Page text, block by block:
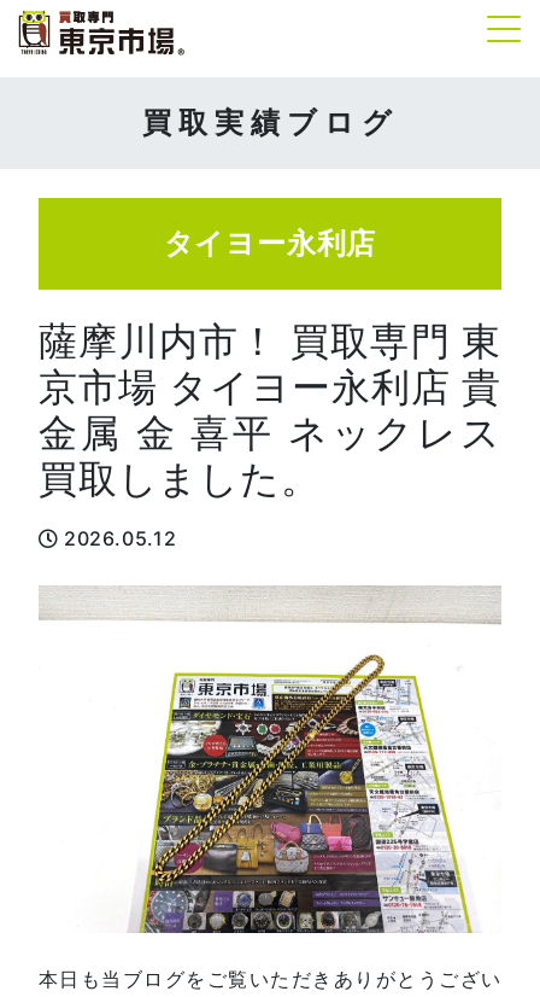
買取実績ブログ
タイヨー永利店
薩摩川内市！ 買取専門 東
京市場 タイヨー永利店 貴
金属 金 喜平 ネックレス
買取しました。
2026.05.12
本日も当ブログをご覧いただきありがとうござい